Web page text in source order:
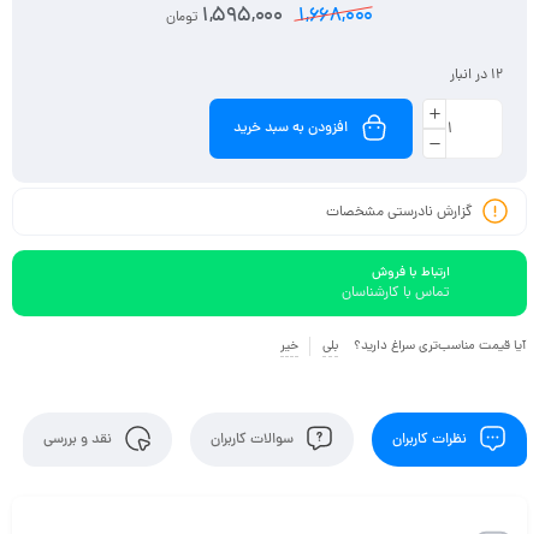
1,668,000
1,595,000 تومان
12 در انبار
افزودن به سبد خرید
گزارش نادرستی مشخصات
ارتباط با فروش
تماس با کارشناسان
آیا قیمت مناسب‌تری سراغ دارید؟ بلی خیر
نظرات کاربران سوالات کاربران نقد و بررسی